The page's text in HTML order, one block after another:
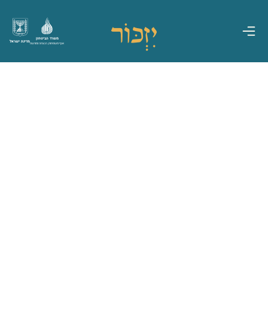
מדינת ישראל
משרד הביטחון
אגף משפחות, הנצחה ומורשת